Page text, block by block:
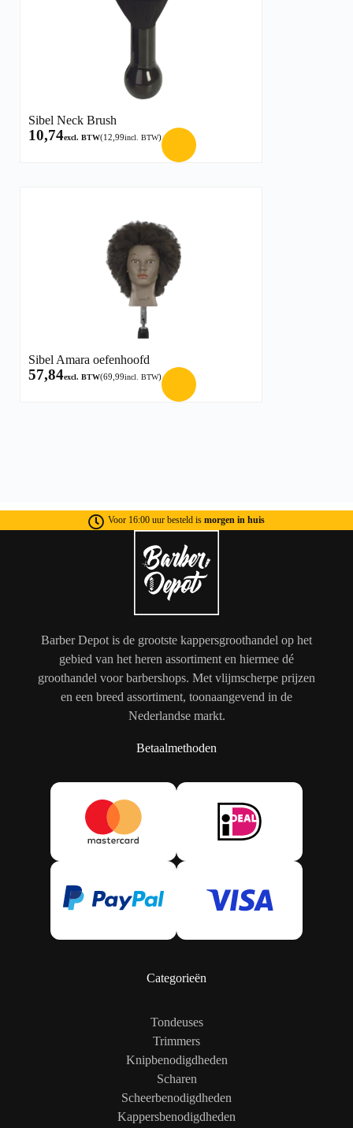
Sibel Neck Brush
10,74excl. BTW(12,99incl. BTW)
Sibel Amara oefenhoofd
57,84excl. BTW(69,99incl. BTW)
Voor 16:00 uur besteld is morgen in huis
Barber Depot is de grootste kappersgroothandel op het
gebied van het heren assortiment en hiermee dé
groothandel voor barbershops. Met vlijmscherpe prijzen
en een breed assortiment, toonaangevend in de
Nederlandse markt.
Betaalmethoden
Categorieën
Tondeuses
Trimmers
Knipbenodigdheden
Scharen
Scheerbenodigdheden
Kappersbenodigdheden